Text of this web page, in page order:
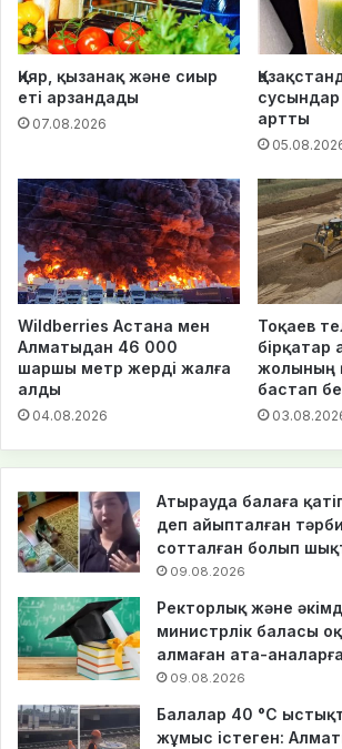
Қияр, қызанақ және сиыр
еті арзандады
07.08.2026
сусындар
артты
Wildberries Астана мен
Алматыдан 46 000
шаршы метр жерді жалға
алды
04.08.2026
Тоқаев
бірқатар
жолының
бастап
Атырауда балаға
деп айыпталған
сотталған болып
09.08.2026
Ректорлық және
министрлік баласы
алмаған ата-
09.08.2026
Балалар 40 °C
жұмыс істеген: